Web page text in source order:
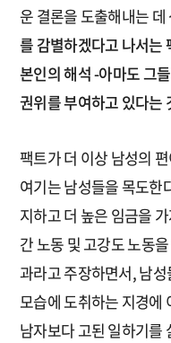
운 결론을 도출해내는 데
를 감별하겠다고 나서는
본인의 해석 -아마도 그
권위를 부여하고 있다는
팩트가 더 이상 남성의
여기는 남성들을 목도한
지하고 더 높은 임금을
간 노동 및 고강도 노동
과라고 주장하면서, 남
모습에 도취하는 지경에
남자보다 고된 일하기를